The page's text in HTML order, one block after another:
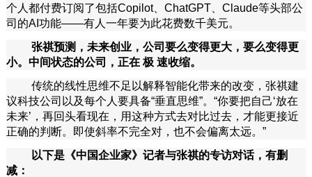
个人都付费订阅了包括Copilot、ChatGPT、Claude等头部公
司的AI功能——有人一年要为此花费数千美元。
张祺预测，未来创业，公司要么变得更大，要么变得更
小。中间状态的公司，正在 极 速收缩。
传统的线性思维不足以解释智能化带来的改变，张祺建
议科技公司以及每个人要具备“垂直思维”。“你要把自己‘放在
未来’，再回头看现在，用这种方式去对比过去，才能更接近
正确的判断。即使斜率不完全对，也不会偏离太远。”
以下是《中国企业家》记者与张祺的专访对话，有删
减：